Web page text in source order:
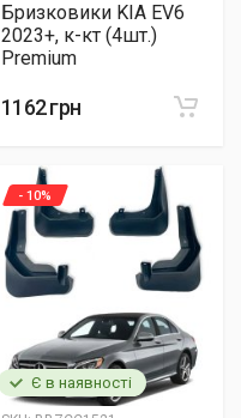
Бризковики KIA EV6
2023+, к-кт (4шт.)
Premium
1162 грн
Є в наявності
- 10%